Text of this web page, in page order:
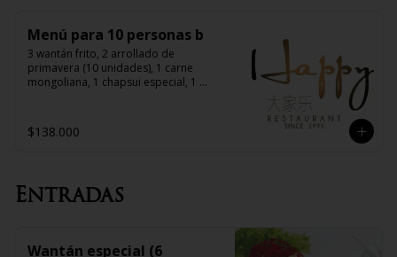
Menú para 10 personas b
3 wantán frito, 2 arrollado de
primavera (10 unidades), 1 carne
mongoliana, 1 chapsui especial, 1
de carne, 1 pollo mongoliano, 10 arroz
chaufán
$138.000
Entradas
Wantán especial (6